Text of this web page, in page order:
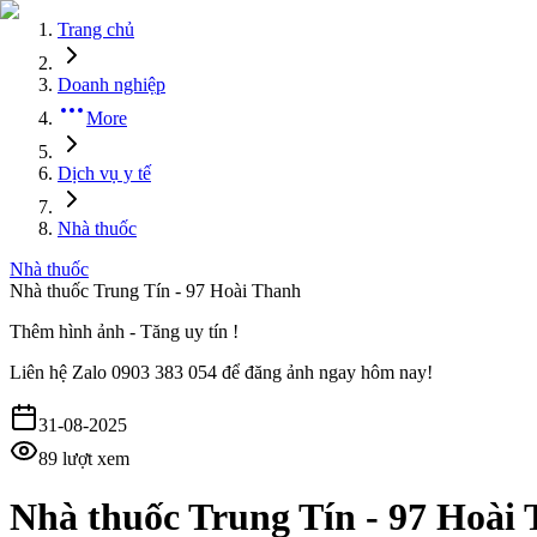
Trang chủ
Doanh nghiệp
More
Dịch vụ y tế
Nhà thuốc
Nhà thuốc
Nhà thuốc Trung Tín - 97 Hoài Thanh
Thêm hình ảnh - Tăng uy tín !
Liên hệ Zalo 0903 383 054 để đăng ảnh ngay hôm nay!
31-08-2025
89 lượt xem
Nhà thuốc Trung Tín - 97 Hoài